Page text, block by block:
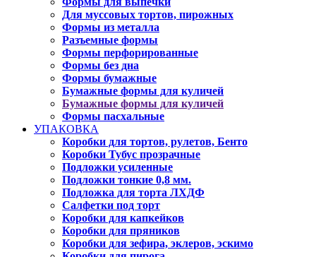
Для муссовых тортов, пирожных
Формы из металла
Разъемные формы
Формы перфорированные
Формы без дна
Формы бумажные
Бумажные формы для куличей
Бумажные формы для куличей
Формы пасхальные
УПАКОВКА
Коробки для тортов, рулетов, Бенто
Коробки Тубус прозрачные
Подложки усиленные
Подложки тонкие 0,8 мм.
Подложка для торта ЛХДФ
Салфетки под торт
Коробки для капкейков
Коробки для пряников
Коробки для зефира, эклеров, эскимо